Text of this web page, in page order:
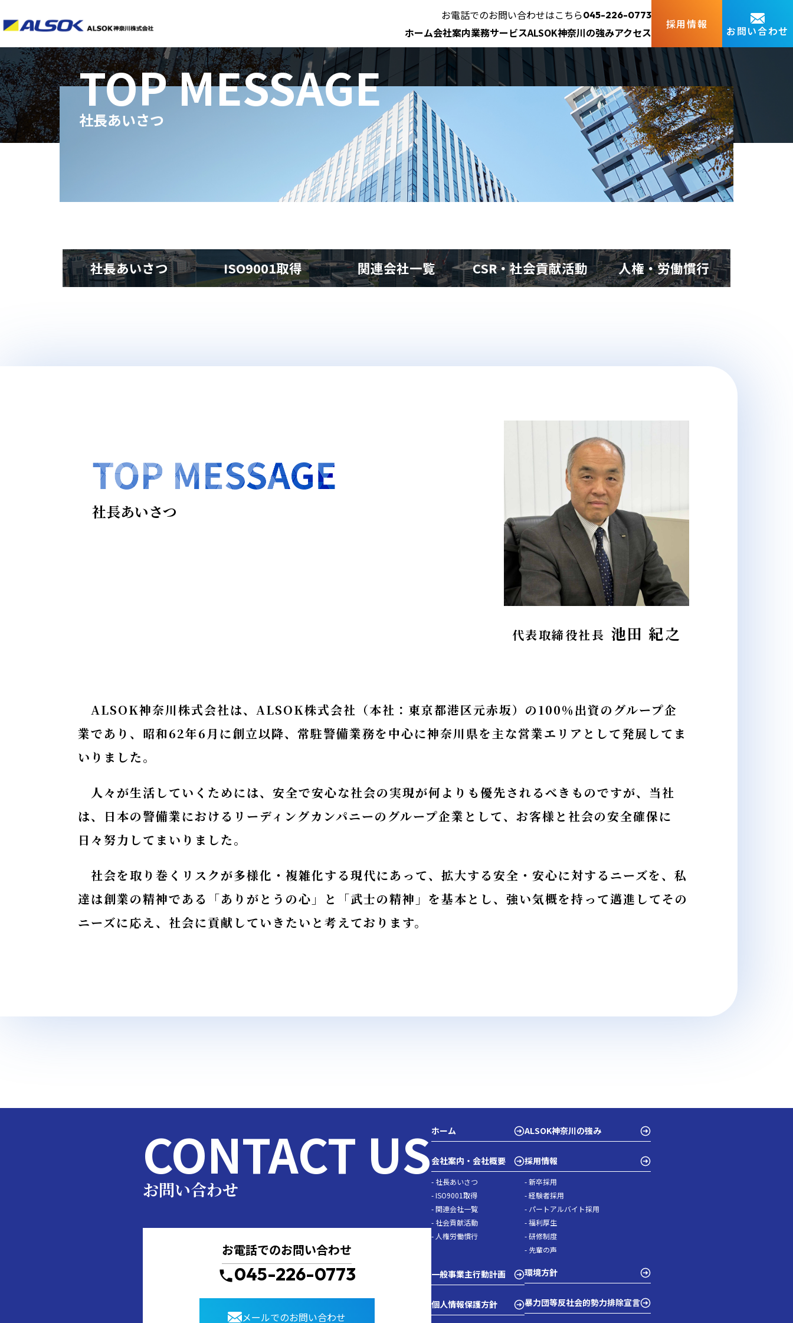
お電話でのお問い合わせはこちら045-226-0773
ホーム会社案内業務サービスALSOK神奈川の強みアクセス
採用情報 お問い合わせ
TOP MESSAGE
社長あいさつ
社長あいさつ ISO9001取得 関連会社一覧 CSR・社会貢献活動 人権・労働慣行
社長あいさつ
代表取締役社長 池田 紀之
ALSOK神奈川株式会社は、ALSOK株式会社（本社：東京都港区元赤坂）の100％出資のグループ企
業であり、昭和62年6月に創立以降、常駐警備業務を中心に神奈川県を主な営業エリアとして発展してま
いりました。
人々が生活していくためには、安全で安心な社会の実現が何よりも優先されるべきものですが、当社
は、日本の警備業におけるリーディングカンパニーのグループ企業として、お客様と社会の安全確保に
日々努力してまいりました。
社会を取り巻くリスクが多様化・複雑化する現代にあって、拡大する安全・安心に対するニーズを、私
達は創業の精神である「ありがとうの心」と「武士の精神」を基本とし、強い気概を持って邁進してその
ニーズに応え、社会に貢献していきたいと考えております。
CONTACT US
お問い合わせ
お電話でのお問い合わせ
045-226-0773
メールでのお問い合わせ
ホーム
会社案内・会社概要
- 社長あいさつ
- ISO9001取得
- 関連会社一覧
- 社会貢献活動
- 人権労働慣行
一般事業主行動計画
個人情報保護方針
ALSOK神奈川の強み
採用情報
- 新卒採用
- 経験者採用
- パートアルバイト採用
- 福利厚生
- 研修制度
- 先輩の声
環境方針
暴力団等反社会的勢力排除宣言